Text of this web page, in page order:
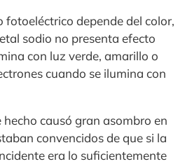
fotoeléctrico depende del color,
sodio no presenta efecto
con luz verde, amarillo o
cuando se ilumina con
hecho causó gran asombro en
convencidos de que si la
era lo suficientemente